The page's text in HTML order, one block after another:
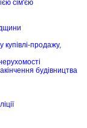
сім'єю
купівлі-продажу,
будівництва